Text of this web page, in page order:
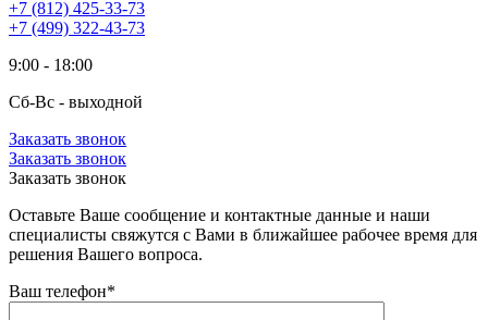
+7 (812) 425-33-73
+7 (499) 322-43-73
9:00 - 18:00
Сб-Вс - выходной
Заказать звонок
Заказать звонок
Заказать звонок
Оставьте Ваше сообщение и контактные данные и наши
специалисты свяжутся с Вами в ближайшее рабочее время для
решения Вашего вопроса.
Ваш телефон*